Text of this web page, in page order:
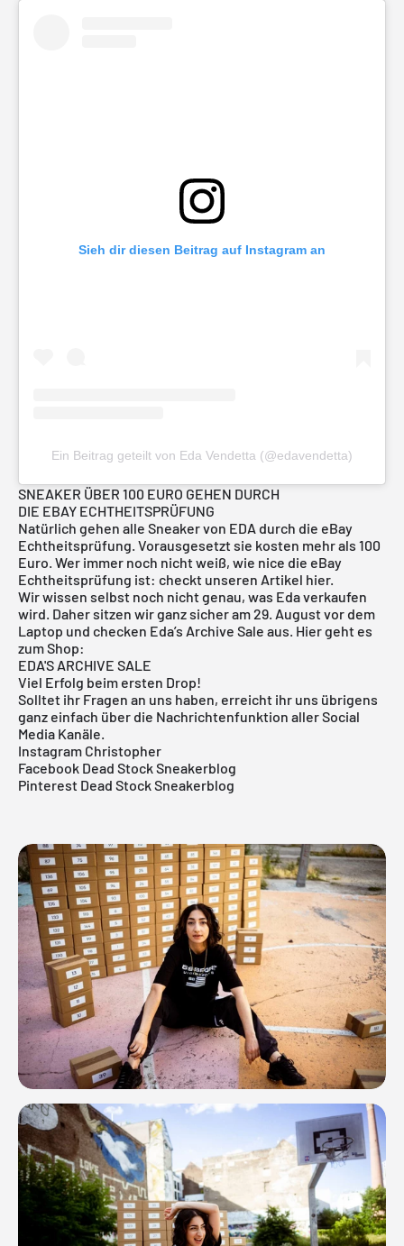
Sieh dir diesen Beitrag auf Instagram an
Ein Beitrag geteilt von Eda Vendetta (@edavendetta)
SNEAKER ÜBER 100 EURO GEHEN DURCH
DIE EBAY ECHTHEITSPRÜFUNG
Natürlich gehen alle Sneaker von EDA durch die eBay
Echtheitsprüfung. Vorausgesetzt sie kosten mehr als 100
Euro. Wer immer noch nicht weiß, wie nice die eBay
Echtheitsprüfung ist: checkt unseren Artikel hier.
Wir wissen selbst noch nicht genau, was Eda verkaufen
wird. Daher sitzen wir ganz sicher am 29. August vor dem
Laptop und checken Eda’s Archive Sale aus. Hier geht es
zum Shop:
EDA'S ARCHIVE SALE
Viel Erfolg beim ersten Drop!
Solltet ihr Fragen an uns haben, erreicht ihr uns übrigens
ganz einfach über die Nachrichtenfunktion aller Social
Media Kanäle.
Instagram Christopher
Facebook Dead Stock Sneakerblog
Pinterest Dead Stock Sneakerblog